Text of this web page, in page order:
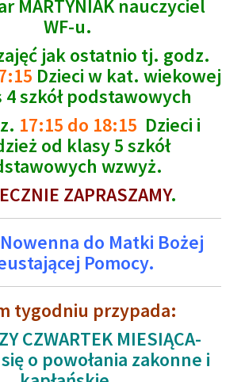
MARTYNIAK nauczyciel
WF-u.
jak ostatnio tj. godz.
Dzieci w kat. wiekowej
szkół podstawowych
17:15 do 18:15 Dzieci i
od klasy 5 szkół
wzwyż.
ZAPRASZAMY.
do Matki Bożej
Pomocy.
tygodniu przypada:
CZWARTEK MIESIĄCA-
o powołania zakonne i